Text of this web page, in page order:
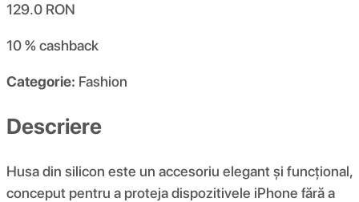
129.0 RON
10 %cashback
Categorie: Fashion
Descriere
Husa din silicon este un accesoriu elegant și funcțional,
conceput pentru a proteja dispozitivele iPhone fără a